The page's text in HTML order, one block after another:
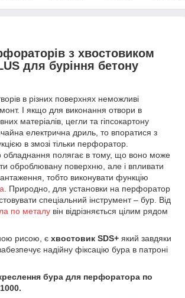
з хвостовиком
для буріння бетону
в різних поверхнях неможливі
І якщо для виконання отвори в
матеріалів, цегли та гіпсокартону
електрична дриль, то впоратися з
в змозі тільки перфоратор.
обладнання полягає в тому, що воно може
оброблювану поверхню, але і впливати
тобто виконувати функцію
. Природно, для установки на перфоратор
спеціальний інструмент – бур. Від
по металу він відрізняється цілим рядом
рисою, є хвостовик SDS+ який завдяки
надійну фіксацію бура в патроні
бура для перфоратора по